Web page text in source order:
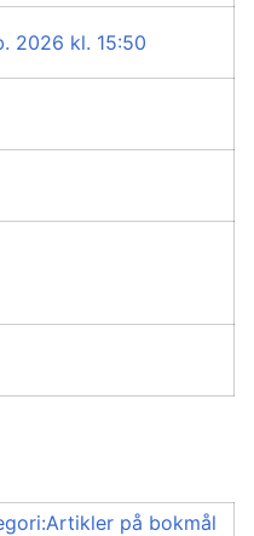
2026 kl. 15:50
på bokmål